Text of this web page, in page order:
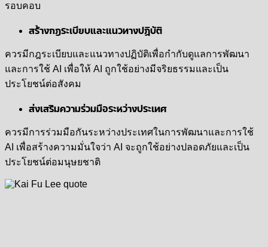
รอบคอบ
สร้างกฎระเบียบและแนวทางปฏิบัติ
ควรมีกฎระเบียบและแนวทางปฏิบัติเพื่อกำกับดูแลการพัฒนา
และการใช้ AI เพื่อให้ AI ถูกใช้อย่างมีจริยธรรมและเป็น
ประโยชน์ต่อสังคม
ส่งเสริมความร่วมมือระหว่างประเทศ
ควรมีการร่วมมือกันระหว่างประเทศในการพัฒนาและการใช้
AI เพื่อสร้างความมั่นใจว่า AI จะถูกใช้อย่างปลอดภัยและเป็น
ประโยชน์ต่อมนุษยชาติ